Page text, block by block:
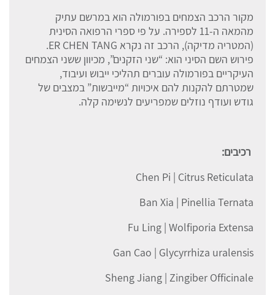
מקור הרכב הצמחים בפורמולה הוא במרשם עתיק
מהמאה ה-11 לספירה. על פי ספרי הרפואה הסינית
(המטריה מדיקה), הרכב זה נקרא ER CHEN TANG.
פירוש השם הסיני הוא: “שני הזקנים”, מכיוון ששני הצמחים
העיקריים בפורמולה עוברים תהליכי ייבוש ועיבוד,
שמטרתם להקנות להם איכויות “מייבשות” במצבים של
גודש ועודף נוזלים שמפריעים לנשימה קלה.
רכיבים:
Chen Pi | Citrus Reticulata
Ban Xia | Pinellia Ternata
Fu Ling | Wolfiporia Extensa
Gan Cao | Glycyrrhiza uralensis
Sheng Jiang | Zingiber Officinale